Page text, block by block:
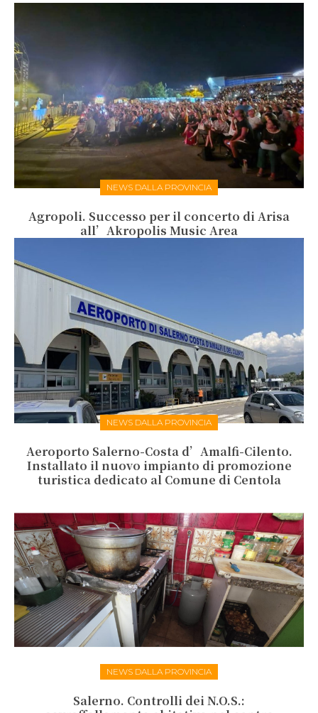
NEWS DALLA PROVINCIA
Agropoli. Successo per il concerto di Arisa
all’Akropolis Music Area
NEWS DALLA PROVINCIA
Aeroporto Salerno-Costa d’Amalfi-Cilento.
Installato il nuovo impianto di promozione
turistica dedicato al Comune di Centola
NEWS DALLA PROVINCIA
Salerno. Controlli dei N.O.S.: